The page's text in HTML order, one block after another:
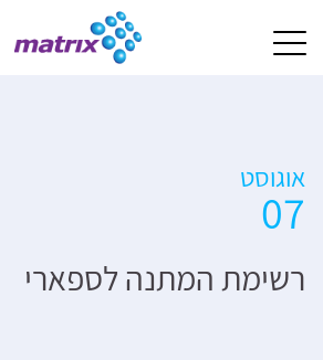
אוגוסט
07
רשימת המתנה לספארי